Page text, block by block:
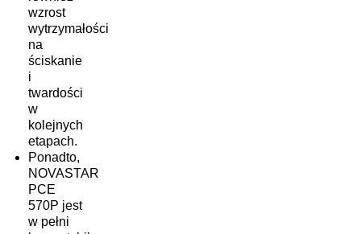
wzrost
wytrzymałości
na
ściskanie
i
twardości
w
kolejnych
etapach.
Ponadto,
NOVASTAR
PCE
570P jest
w pełni